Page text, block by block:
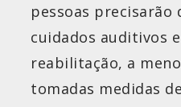
pessoas precisarão
cuidados auditivos
reabilitação, a
tomadas medidas